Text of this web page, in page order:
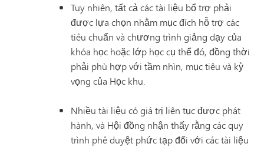
Tuy nhiên, tất cả các tài liệu bổ trợ phải
được lựa chọn nhằm mục đích hỗ trợ các
tiêu chuẩn và chương trình giảng dạy của
khóa học hoặc lớp học cụ thể đó, đồng thời
phải phù hợp với tầm nhìn, mục tiêu và kỳ
vọng của Học khu.
Nhiều tài liệu có giá trị liên tục được phát
hành, và Hội đồng nhận thấy rằng các quy
trình phê duyệt phức tạp đối với các tài liệu